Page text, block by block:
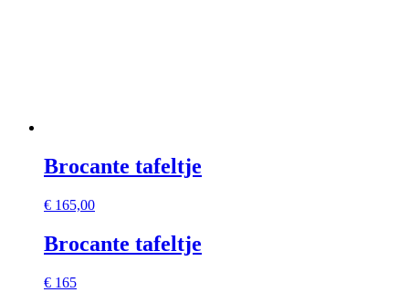
Brocante tafeltje
€ 165,00
Brocante tafeltje
€ 165